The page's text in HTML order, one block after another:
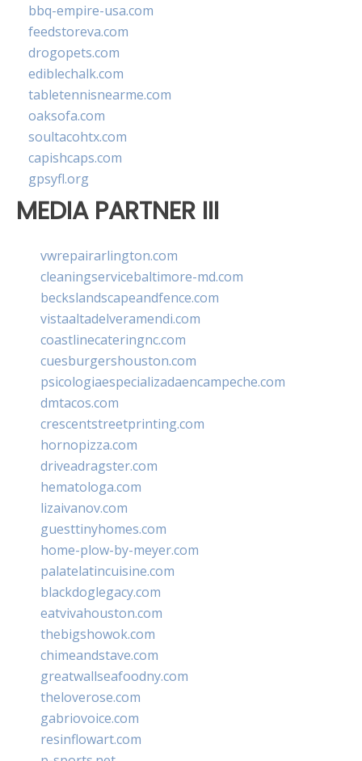
bbq-empire-usa.com
feedstoreva.com
drogopets.com
ediblechalk.com
tabletennisnearme.com
oaksofa.com
soultacohtx.com
capishcaps.com
gpsyfl.org
MEDIA PARTNER III
vwrepairarlington.com
cleaningservicebaltimore-md.com
beckslandscapeandfence.com
vistaaltadelveramendi.com
coastlinecateringnc.com
cuesburgershouston.com
psicologiaespecializadaencampeche.com
dmtacos.com
crescentstreetprinting.com
hornopizza.com
driveadragster.com
hematologa.com
lizaivanov.com
guesttinyhomes.com
home-plow-by-meyer.com
palatelatincuisine.com
blackdoglegacy.com
eatvivahouston.com
thebigshowok.com
chimeandstave.com
greatwallseafoodny.com
theloverose.com
gabriovoice.com
resinflowart.com